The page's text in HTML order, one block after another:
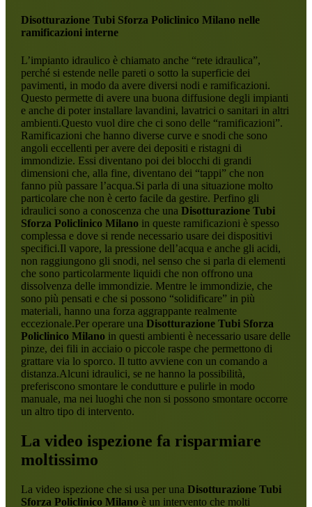
Disotturazione Tubi Sforza Policlinico Milanonelle
ramificazioni interne
L’impianto idraulico è chiamato anche “rete idraulica”,
perché si estende nelle pareti o sotto la superficie dei
pavimenti, in modo da avere diversi nodi e ramificazioni.
Questo permette di avere una buona diffusione degli impianti
e anche di poter installare lavandini, lavatrici o sanitari in altri
ambienti.Questo vuol dire che ci sono delle “ramificazioni”.
Ramificazioni che hanno diverse curve e snodi che sono
angoli eccellenti per avere dei depositi e ristagni di
immondizie. Essi diventano poi dei blocchi di grandi
dimensioni che, alla fine, diventano dei “tappi” che non
fanno più passare l’acqua.Si parla di una situazione molto
particolare che non è certo facile da gestire. Perfino gli
idraulici sono a conoscenza che una Disotturazione Tubi
Sforza Policlinico Milanoin queste ramificazioni è spesso
complessa e dove si rende necessario usare dei dispositivi
specifici.Il vapore, la pressione dell’acqua e anche gli acidi,
non raggiungono gli snodi, nel senso che si parla di elementi
che sono particolarmente liquidi che non offrono una
dissolvenza delle immondizie. Mentre le immondizie, che
sono più pensati e che si possono “solidificare” in più
materiali, hanno una forza aggrappante realmente
eccezionale.Per operare una Disotturazione Tubi Sforza
Policlinico Milanoin questi ambienti è necessario usare delle
pinze, dei fili in acciaio o piccole raspe che permettono di
grattare via lo sporco. Il tutto avviene con un comando a
distanza.Alcuni idraulici, se ne hanno la possibilità,
preferiscono smontare le condutture e pulirle in modo
manuale, ma nei luoghi che non si possono smontare occorre
un altro tipo di intervento.
La video ispezione fa risparmiare
moltissimo
La video ispezione che si usa per una Disotturazione Tubi
Sforza Policlinico Milanoè un intervento che molti